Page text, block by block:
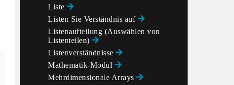
Liste
Listen Sie Verständnis auf
Listenaufteilung (Auswählen von
Listenteilen)
Listenverständnisse
Mathematik-Modul
Mehrdimensionale Arrays